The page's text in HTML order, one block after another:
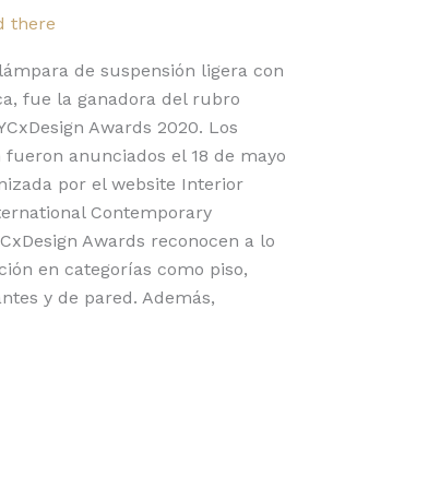
there
de suspensión ligera con
fue la ganadora del rubro
Awards 2020. Los
anunciados el 18 de mayo
por el website Interior
Contemporary
Awards reconocen a lo
en categorías como piso,
y de pared. Además,